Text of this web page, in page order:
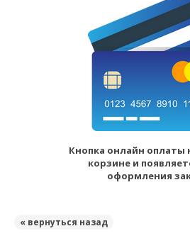
Кнопка онлайн оплаты
корзине и
оформления
« вернуться назад